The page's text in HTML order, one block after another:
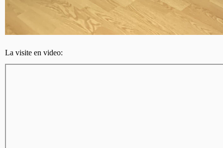
La visite en video: